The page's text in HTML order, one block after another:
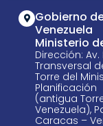
Gobierno
Venezuela
Ministerio
Dirección:
Transversal
Torre del
Planificación
(antigua
Venezuela),
Caracas –